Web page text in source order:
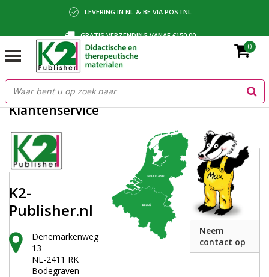
LEVERING IN NL & BE VIA POSTNL
GRATIS VERZENDING VANAF €150,00
BETALING VIA IDEAL, BANCONTACT OF FACTUUR
0
Klantenservice
K2-
Publisher.nl
Denemarkenweg
13
NL-2411 RK
Bodegraven
Neem
contact op